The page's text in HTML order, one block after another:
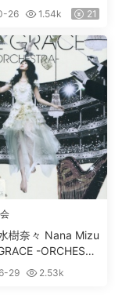
2011 [BDISO 31.
26 1.54k 21
樹奈々 Nana Mizu
-ORCHESTR
[BDMV 44.5
29
2.53k